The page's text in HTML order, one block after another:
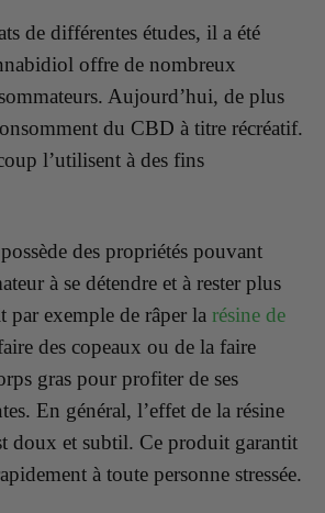
de différentes études, il a été
offre de nombreux
Aujourd’hui, de plus
du CBD à titre récréatif.
l’utilisent à des fins
des propriétés pouvant
à se détendre et à rester plus
par exemple de râper la résine de
des copeaux ou de la faire
gras pour profiter de ses
En général, l’effet de la résine
doux et subtil. Ce produit garantit
à toute personne stressée.